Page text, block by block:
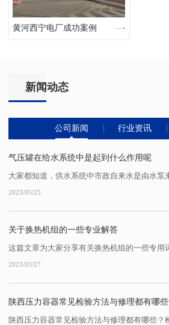
黄河西宁电厂成功案例
新闻动态
公司新闻 行业资讯
气压罐在给水系统中是起到什么作用呢
2023/05/25
关于换热机组的一些专业解答
2023/03/27
陕西压力容器常见检验方法与修理都有哪些